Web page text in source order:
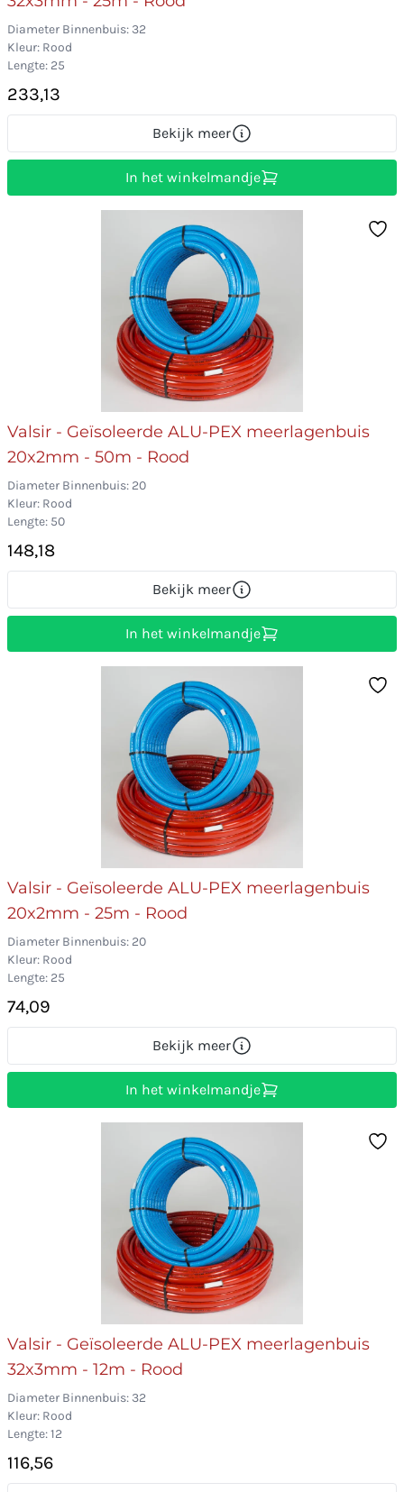
Diameter Binnenbuis: 32
Kleur: Rood
Lengte: 25
233,13
Bekijk meer
In het winkelmandje
Valsir - Geïsoleerde ALU-PEX meerlagenbuis
20x2mm - 50m - Rood
Diameter Binnenbuis: 20
Kleur: Rood
Lengte: 50
148,18
Bekijk meer
In het winkelmandje
Valsir - Geïsoleerde ALU-PEX meerlagenbuis
20x2mm - 25m - Rood
Diameter Binnenbuis: 20
Kleur: Rood
Lengte: 25
74,09
Bekijk meer
In het winkelmandje
Valsir - Geïsoleerde ALU-PEX meerlagenbuis
32x3mm - 12m - Rood
Diameter Binnenbuis: 32
Kleur: Rood
Lengte: 12
116,56